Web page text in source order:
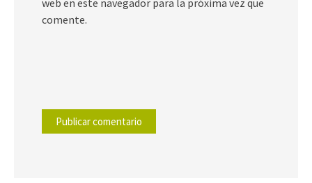
comente.